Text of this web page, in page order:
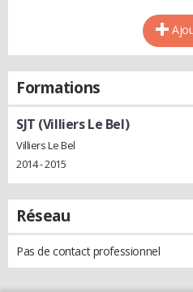
Formations
SJT (Villiers Le Bel)
Villiers Le Bel
2014 - 2015
Réseau
Pas de contact professionnel